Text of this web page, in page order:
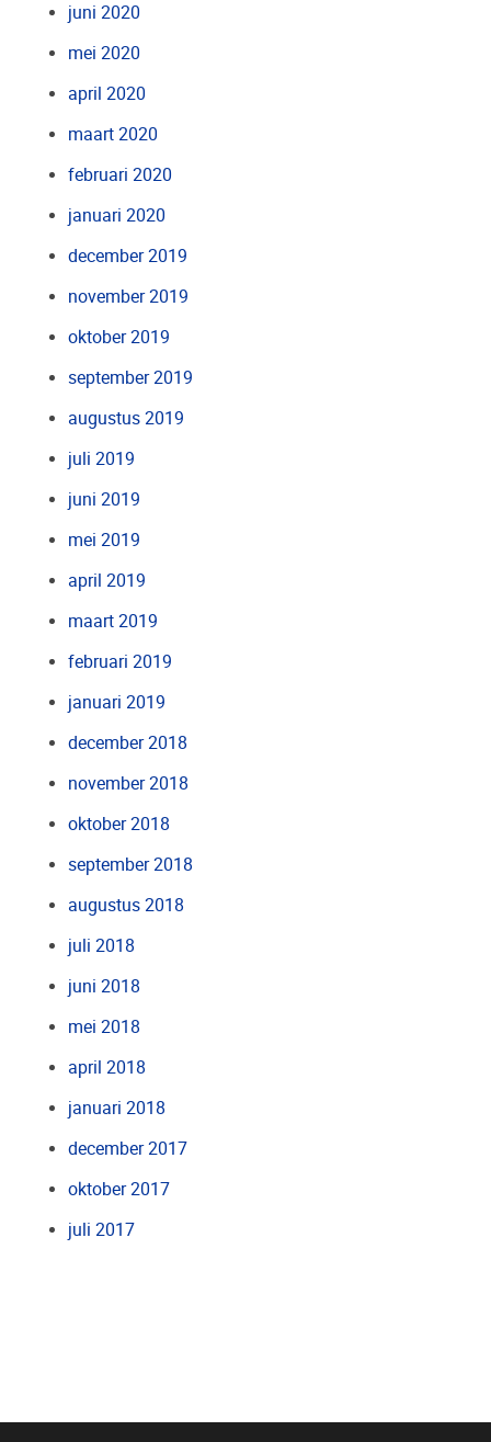
juni 2020
mei 2020
april 2020
maart 2020
februari 2020
januari 2020
december 2019
november 2019
oktober 2019
september 2019
augustus 2019
juli 2019
juni 2019
mei 2019
april 2019
maart 2019
februari 2019
januari 2019
december 2018
november 2018
oktober 2018
september 2018
augustus 2018
juli 2018
juni 2018
mei 2018
april 2018
januari 2018
december 2017
oktober 2017
juli 2017